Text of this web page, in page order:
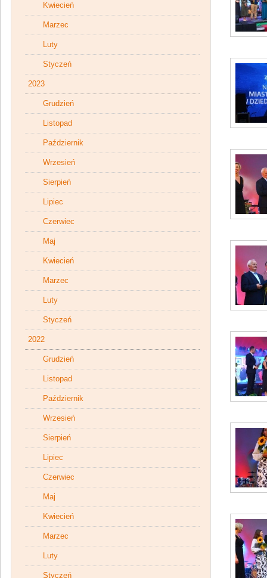
Kwiecień
Marzec
Luty
Styczeń
2023
Grudzień
Listopad
Październik
Wrzesień
Sierpień
Lipiec
Czerwiec
Maj
Kwiecień
Marzec
Luty
Styczeń
2022
Grudzień
Listopad
Październik
Wrzesień
Sierpień
Lipiec
Czerwiec
Maj
Kwiecień
Marzec
Luty
Styczeń